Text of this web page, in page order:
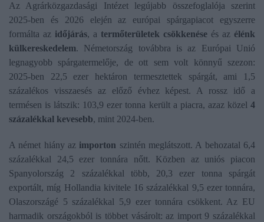
Az Agrárközgazdasági Intézet legújabb összefoglalója szerint
2025-ben és 2026 elején az európai spárgapiacot egyszerre
formálta az időjárás, a termőterületek csökkenése és az élénk
külkereskedelem. Németország továbbra is az Európai Unió
legnagyobb spárgatermelője, de ott sem volt könnyű szezon:
2025-ben 22,5 ezer hektáron termesztettek spárgát, ami 1,5
százalékos visszaesés az előző évhez képest. A rossz idő a
termésen is látszik: 103,9 ezer tonna került a piacra, azaz közel 4
százalékkal kevesebb, mint 2024-ben.
A német hiány az importon szintén meglátszott. A behozatal 6,4
százalékkal 24,5 ezer tonnára nőtt. Közben az uniós piacon
Spanyolország 2 százalékkal több, 20,3 ezer tonna spárgát
exportált, míg Hollandia kivitele 16 százalékkal 9,5 ezer tonnára,
Olaszországé 5 százalékkal 5,9 ezer tonnára csökkent. Az EU
harmadik országokból is többet vásárolt: az import 9 százalékkal